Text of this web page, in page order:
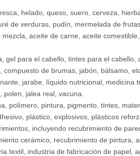
helado, queso, suero, cerveza,
de verduras, pudín, mermelada de
aceite de carne, aceite
gel para el cabello, tintes para el cabello,
de brumas, jabón, bálsamo,
jarabe, líquido nutricional, medicina
jalea real, vacuna.
polímero, pintura, pigmento, tintes,
plástico, explosivos, plásticos
incluyendo recubrimiento de
cerámico, recubrimiento de pintura,
textil, industria de fabricación de papel,